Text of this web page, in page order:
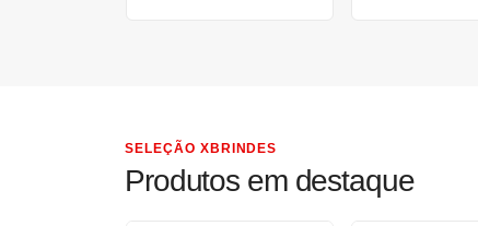
SELEÇÃO XBRINDES
Produtos em destaque